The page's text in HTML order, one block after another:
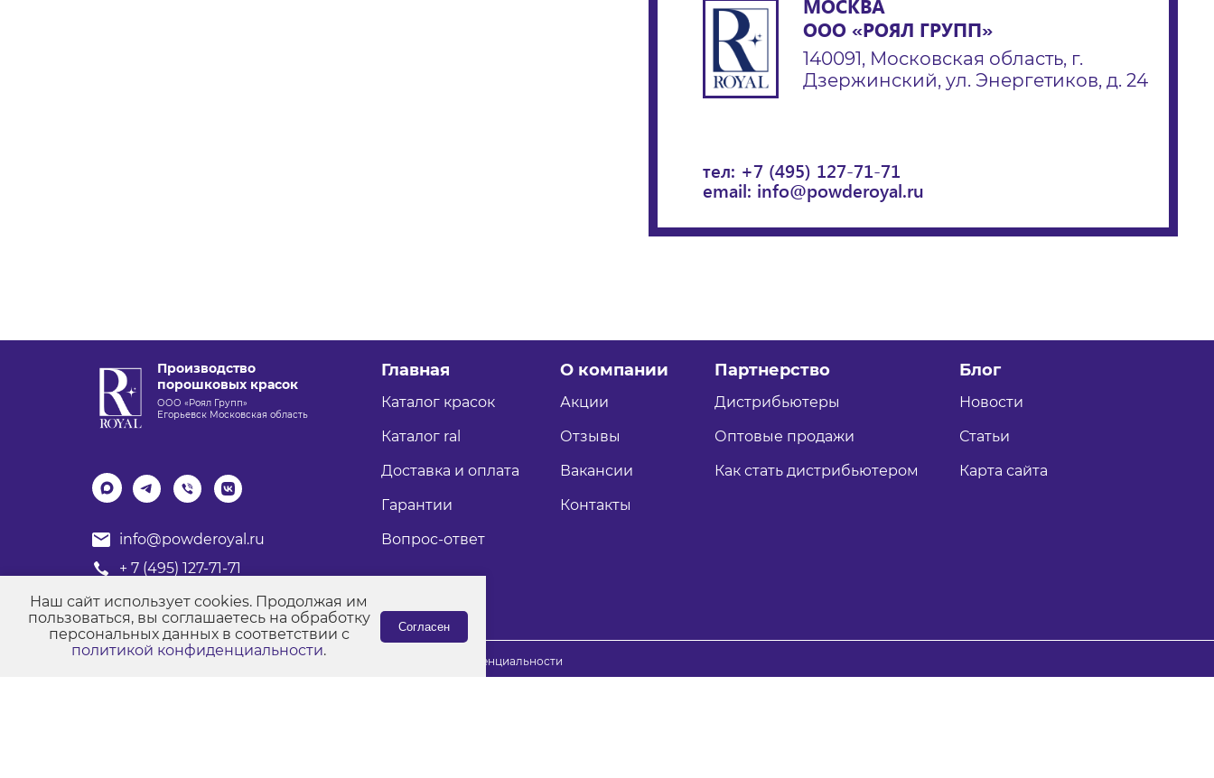
МОСКВА
ООО «РОЯЛ ГРУПП»
140091, Московская область, г.
Дзержинский, ул. Энергетиков, д. 24
тел: +7 (495) 127-71-71
email: info@powderoyal.ru
Производство
порошковых красок
ООО «Роял Групп»
Егорьевск Московская область
info@powderoyal.ru
+ 7 (495) 127-71-71
График работы: Пн-Пт
Время работы: с 8:00 до 17:00
Главная
Каталог красок
Каталог ral
Доставка и оплата
Гарантии
Вопрос-ответ
О компании
Акции
Отзывы
Вакансии
Контакты
Партнерство
Дистрибьютеры
Оптовые продажи
Как стать дистрибьютером
Блог
Новости
Статьи
Карта сайта
© Порошковые краски "Роял Групп" 2017-2026 Политика конфиденциальности
Наш сайт использует cookies. Продолжая им
пользоваться, вы соглашаетесь на обработку
персональных данных в соответствии с
политикой конфиденциальности.
Согласен